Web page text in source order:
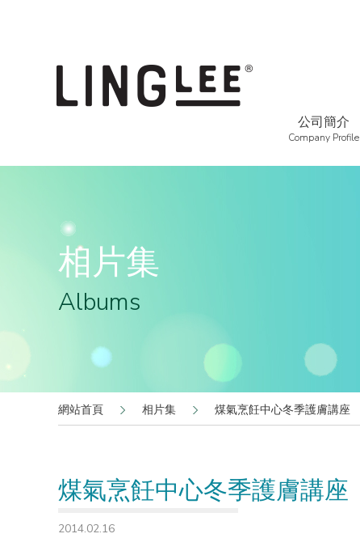
公司簡介
Company Profile
相片集
Albums
網站首頁 相片集 煤氣烹飪中心冬季護膚講座
煤氣烹飪中心冬季護膚講座
2014.02.16